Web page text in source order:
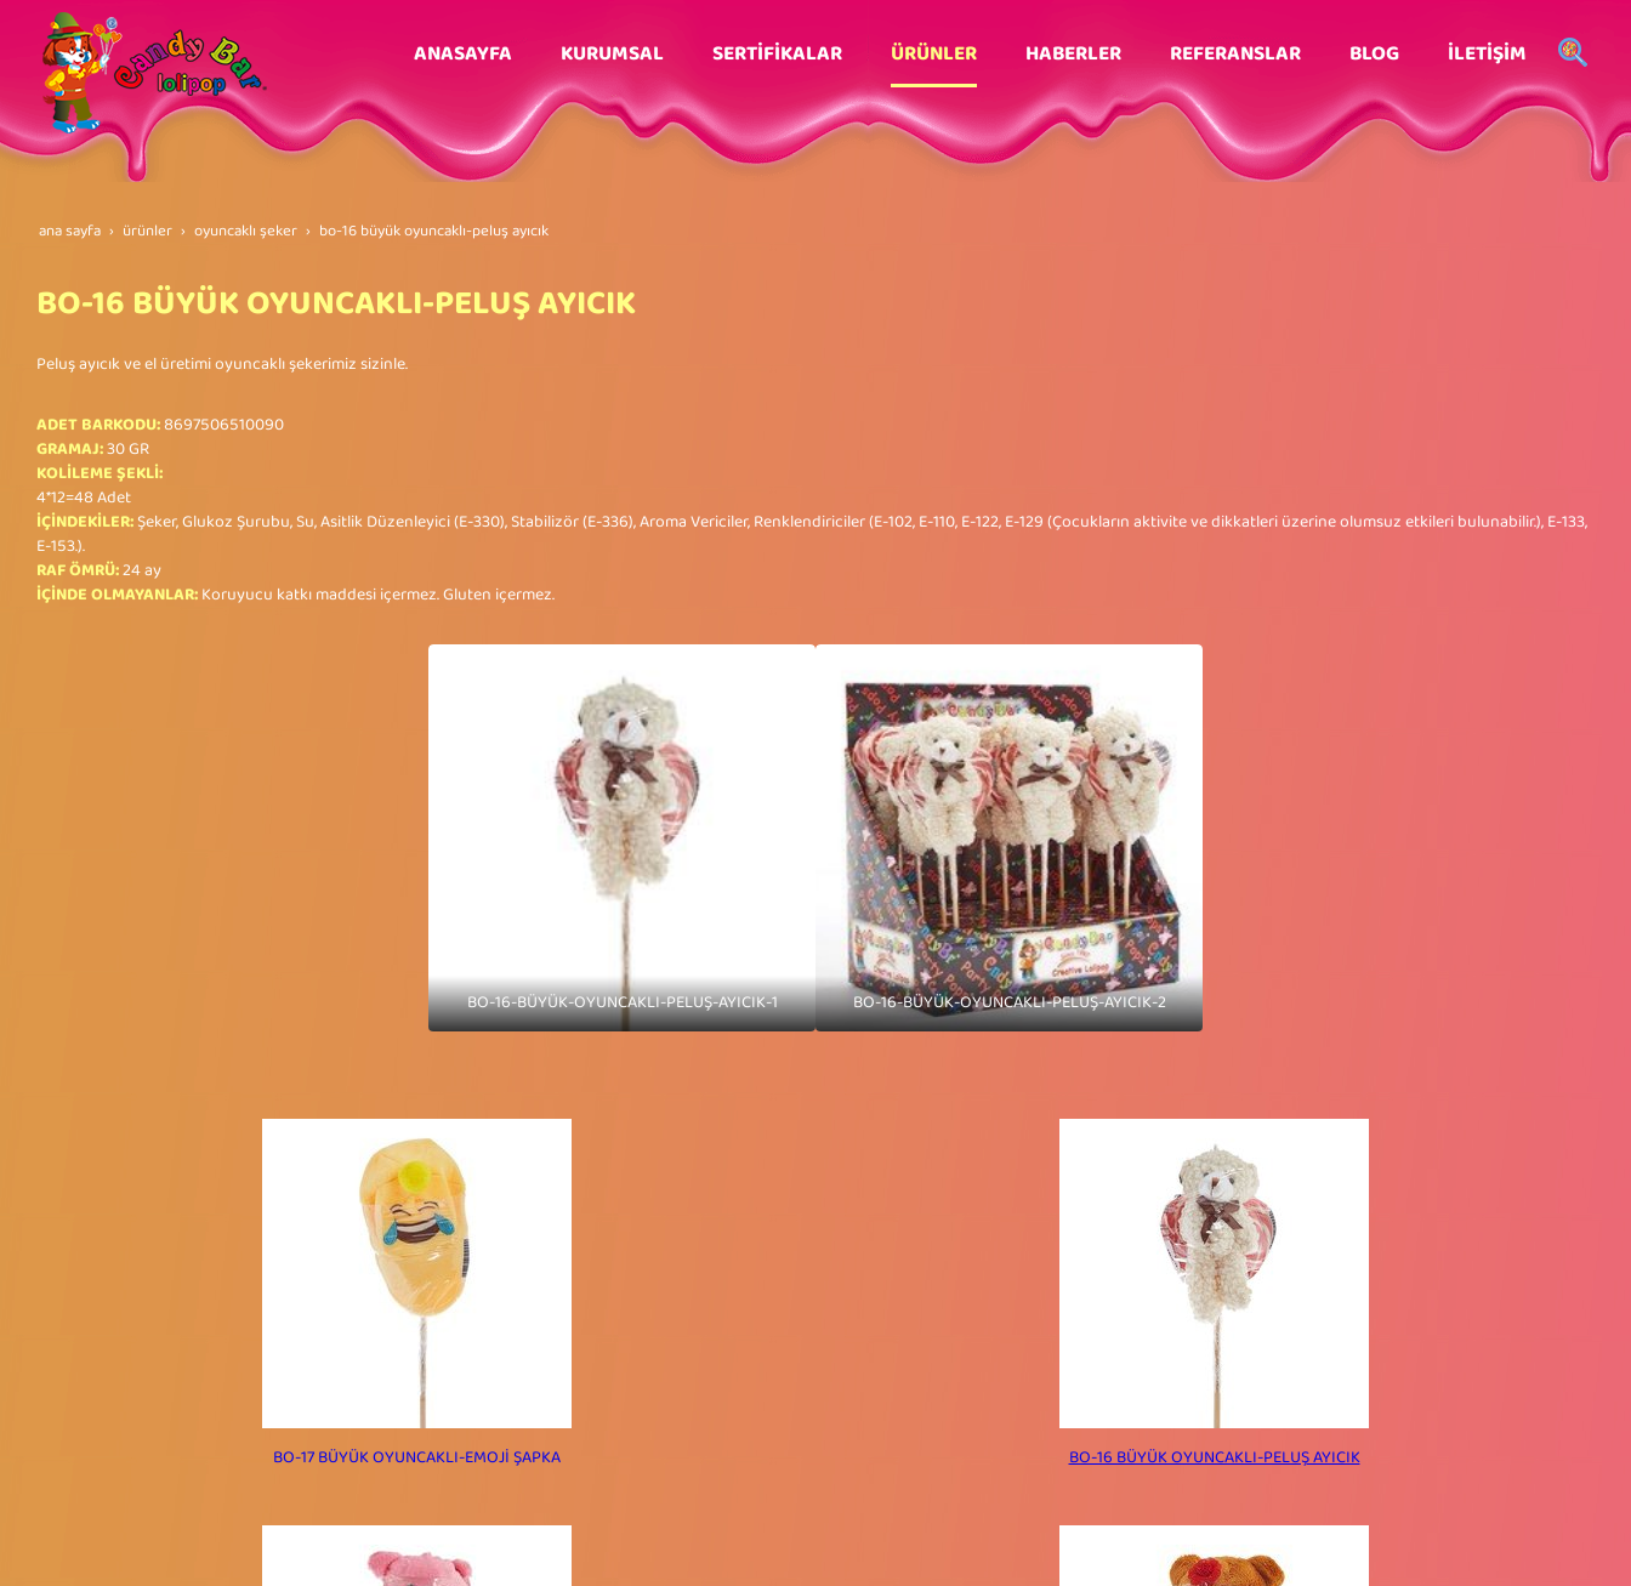
ANASAYFA KURUMSAL SERTİFİKALAR ÜRÜNLER HABERLER REFERANSLAR BLOG İLETİŞİM
ana sayfa ürünler oyuncaklı şeker bo-16 büyük oyuncakli-peluş ayicik
BO-16 BÜYÜK OYUNCAKLI-PELUŞ AYICIK
Peluş ayıcık ve el üretimi oyuncaklı şekerimiz sizinle.
ADET BARKODU:8697506510090
GRAMAJ:30 GR
KOLİLEME ŞEKLİ:
4*12=48 Adet
İÇİNDEKİLER:Şeker, Glukoz Şurubu, Su, Asitlik Düzenleyici (E-330), Stabilizör (E-336), Aroma Vericiler, Renklendiriciler (E-102, E-110, E-122, E-129 (Çocukların aktivite ve dikkatleri üzerine olumsuz etkileri bulunabilir.), E-133,
E-153.).
RAF ÖMRÜ:24 ay
İÇİNDE OLMAYANLAR:Koruyucu katkı maddesi içermez. Gluten içermez.
BO-16-BÜYÜK-OYUNCAKLI-PELUŞ-AYICIK-1 BO-16-BÜYÜK-OYUNCAKLI-PELUŞ-AYICIK-2
BO-17 BÜYÜK OYUNCAKLI-EMOJİ ŞAPKA BO-16 BÜYÜK OYUNCAKLI-PELUŞ AYICIK